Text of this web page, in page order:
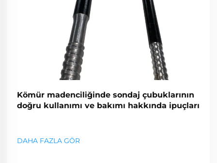
Kömür madenciliğinde sondaj çubuklarının
doğru kullanımı ve bakımı hakkında ipuçları
DAHA FAZLA GÖR